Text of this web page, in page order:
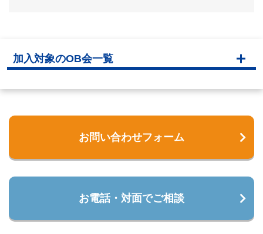
加入対象のOB会一覧
お問い合わせフォーム
お電話・対面でご相談